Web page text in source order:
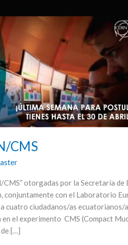
CMS
CMS” otorgadas por la Secretaría de
conjuntamente con el Laboratorio
cuatro ciudadanos/as ecuatorianos/
el experimento CMS (Compact
[…]